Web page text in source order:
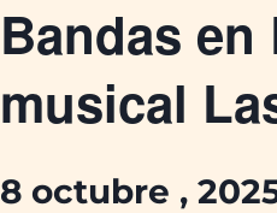
Bandas
musical
8 octubre ,